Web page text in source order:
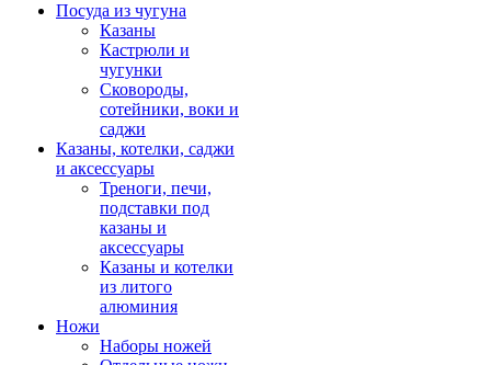
Посуда из чугуна
Казаны
Кастрюли и
чугунки
Сковороды,
сотейники, воки и
саджи
Казаны, котелки, саджи
и аксессуары
Треноги, печи,
подставки под
казаны и
аксессуары
Казаны и котелки
из литого
алюминия
Ножи
Наборы ножей